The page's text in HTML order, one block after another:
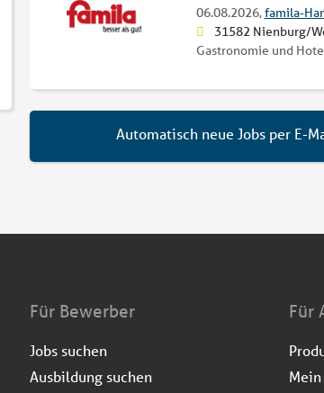
06.08.2026,famila-
31582 Nienburg/
Gastronomie und
Automatisch neue Jobs per E-
Für Bewerber
Jobs suchen
Ausbildung suchen
Für